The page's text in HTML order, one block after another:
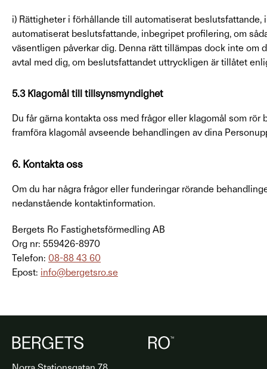
i) Rättigheter i förhållande till automatiserat
automatiserat beslutsfattande, inbegripet profilering, om
väsentligen påverkar dig. Denna rätt tillämpas dock inte
avtal med dig, om beslutsfattandet uttryckligen är tillåtet
5.3 Klagomål till tillsynsmyndighet
Du får gärna kontakta oss med frågor eller klagomål som
framföra klagomål avseende behandlingen av dina
6. Kontakta oss
Om du har några frågor eller funderingar rörande
nedanstående kontaktinformation.
Bergets Ro Fastighetsförmedling AB
Org nr: 559426-8970
Telefon: 08-88 43 60
Epost: info@bergetsro.se